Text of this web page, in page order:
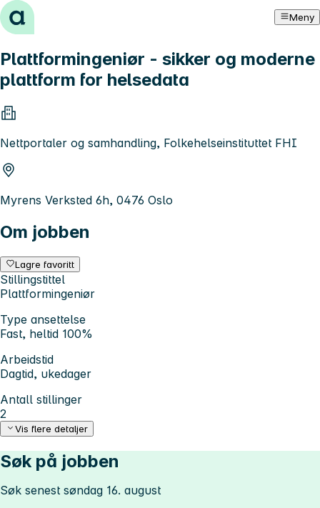
Hopp til innhold Meny
Plattformingeniør - sikker og moderne
plattform for helsedata
Nettportaler og samhandling, Folkehelseinstituttet FHI
Myrens Verksted 6h, 0476 Oslo
Om jobben
Lagre favoritt
Stillingstittel
Plattformingeniør
Type ansettelse
Fast, heltid 100%
Arbeidstid
Dagtid, ukedager
Antall stillinger
2
Vis flere detaljer
Søk på jobben
Søk senest søndag 16. august